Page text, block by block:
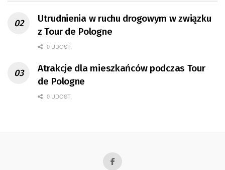
Utrudnienia w ruchu drogowym w związku
z Tour de Pologne
0 UDOST.
Atrakcje dla mieszkańców podczas Tour
de Pologne
0 UDOST.